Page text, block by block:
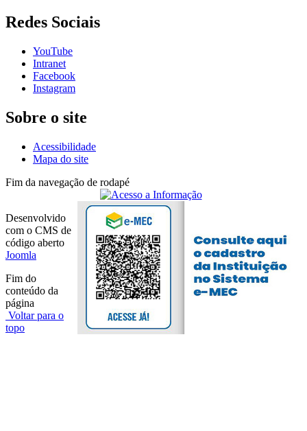
Redes Sociais
YouTube
Intranet
Facebook
Instagram
Sobre o site
Acessibilidade
Mapa do site
Fim da navegação de rodapé
Desenvolvido
com o CMS de
código aberto
Joomla
Fim do
conteúdo da
página
Voltar para o
topo